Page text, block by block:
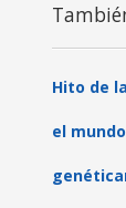
Hito de
el